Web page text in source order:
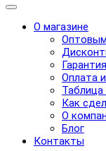
О магазине
Оплата
Таблица
Как
О
Блог
Контакты